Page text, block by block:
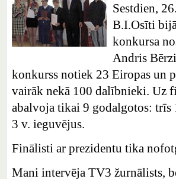
Sestdien,
B.I.Osīti
konkursa
Andris
konkurss notiek 23 Eiropas un
vairāk nekā 100 dalībnieki. Uz
abalvoja tikai 9 godalgotos: trīs
3 v. ieguvējus.
Finālisti ar prezidentu tika
Mani intervēja TV3 žurnālists,